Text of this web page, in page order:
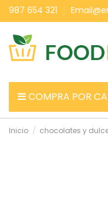
987 654 321
COMPRA POR
Inicio chocolates y